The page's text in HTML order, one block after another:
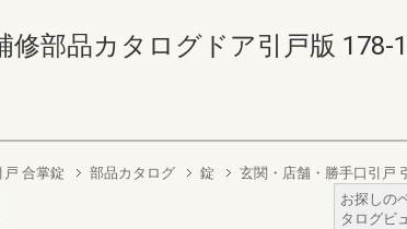
部品カタログドア引戸版 178-
合掌錠 部品カタログ 錠 玄関・店舗・勝手口引戸
お探しの
タログビ